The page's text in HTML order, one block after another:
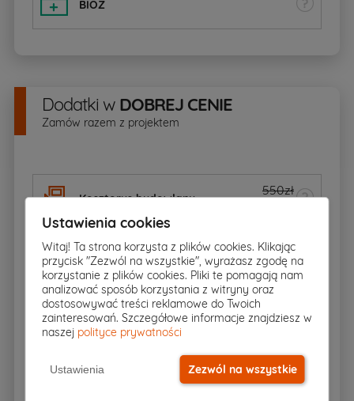
BIOZ
Dodatki w DOBREJ CENIE
Zamów razem z projektem
Kosztorys budowlany
550zł
Dodatkowy egzemplarz
projektu
1545zł
Elektroniczna wersja projektu 772zł
Schemat szamba
70zł
60zł
Ustawienia cookies
Witaj! Ta strona korzysta z plików cookies. Klikając
przycisk "Zezwól na wszystkie", wyrażasz zgodę na
korzystanie z plików cookies. Pliki te pomagają nam
analizować sposób korzystania z witryny oraz
dostosowywać treści reklamowe do Twoich
zainteresowań. Szczegółowe informacje znajdziesz w
naszej polityce prywatności
Ustawienia Zezwól na wszystkie